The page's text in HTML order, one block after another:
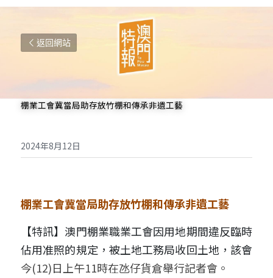
返回網站
棚業工會冀當局助存放竹棚和傳承非遺工藝
2024年8月12日
棚業工會冀當局助存放竹棚和傳承非遺工藝
【特訊】澳門棚業職業工會因用地期間違反臨時
佔用准照的規定，被土地工務局收回土地，該會
今(12)日上午11時在氹仔貨倉舉行記者會。